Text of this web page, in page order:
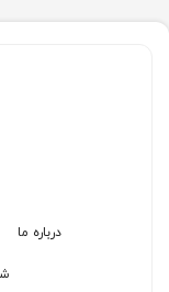
جلوگیری می‌کند. در